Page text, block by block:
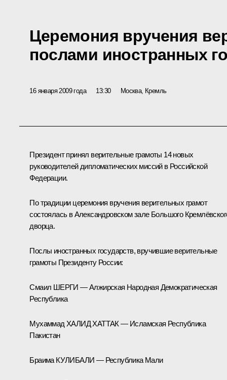
Церемония вручения
послами иностранных
16 января 2009 года 13:30 Москва, Кремль
Президент принял верительные грамоты 14 новых
руководителей дипломатических миссий в Российской
Федерации.
По традиции церемония вручения верительных грамот
состоялась в Александровском зале Большого
дворца.
Послы иностранных государств, вручившие верительные
грамоты Президенту России:
Смаил ШЕРГИ — Алжирская Народная Демократическая
Республика
Мухаммад ХАЛИД ХАТТАК — Исламская Республика
Пакистан
Браима КУЛИБАЛИ — Республика Мали